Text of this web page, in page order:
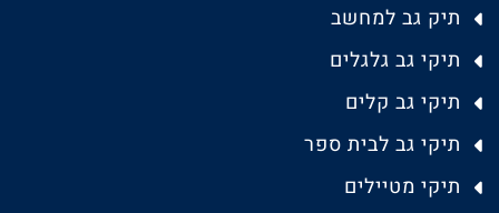
תיק גב למחשב
תיקי גב גלגלים
תיקי גב קלים
תיקי גב לבית ספר
תיקי מטיילים